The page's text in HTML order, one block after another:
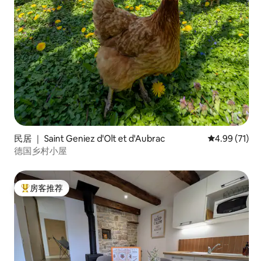
民居 ｜ Saint Geniez d'Olt et d'Aubrac 平均评分
4.99 (71)
德国乡村小屋
热门「房客推荐」
房客推荐